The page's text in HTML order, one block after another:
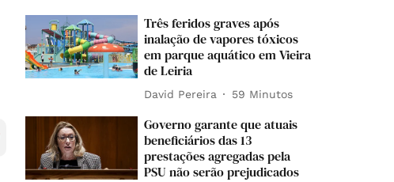
Três feridos graves após
inalação de vapores tóxicos
em parque aquático em Vieira
de Leiria
David Pereira 59 Minutos
Governo garante que atuais
beneficiários das 13
prestações agregadas pela
PSU não serão prejudicados